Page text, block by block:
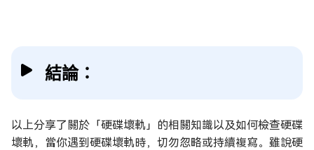
結論：
以上分享了關於「硬碟壞軌」的相關知識以及如何檢查硬碟
壞軌，當你遇到硬碟壞軌時，切勿忽略或持續複寫。雖說硬